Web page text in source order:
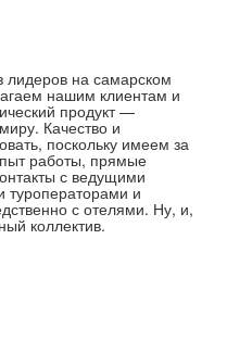
лидеров на самарском
нашим клиентам и
продукт —
Качество и
поскольку имеем за
работы, прямые
с ведущими
и
с отелями. Ну, и,
коллектив.